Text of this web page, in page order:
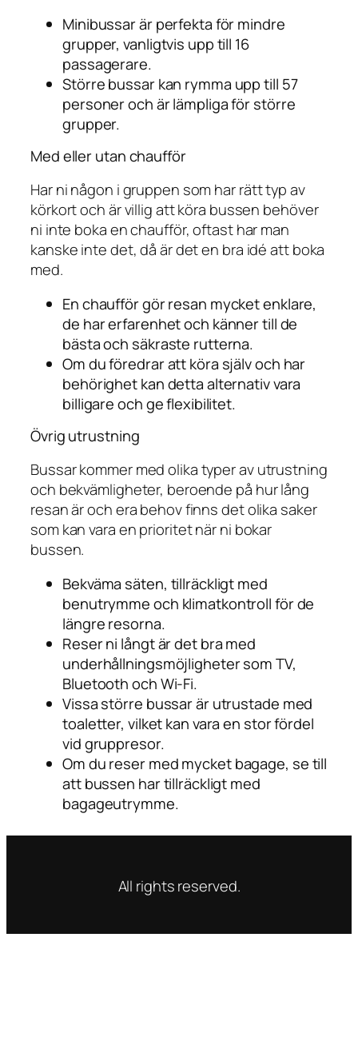
Minibussar är perfekta för mindre
grupper, vanligtvis upp till 16
passagerare.
Större bussar kan rymma upp till 57
personer och är lämpliga för större
grupper.
Med eller utan chaufför
Har ni någon i gruppen som har rätt typ av
körkort och är villig att köra bussen behöver
ni inte boka en chaufför, oftast har man
kanske inte det, då är det en bra idé att boka
med.
En chaufför gör resan mycket enklare,
de har erfarenhet och känner till de
bästa och säkraste rutterna.
Om du föredrar att köra själv och har
behörighet kan detta alternativ vara
billigare och ge flexibilitet.
Övrig utrustning
Bussar kommer med olika typer av utrustning
och bekvämligheter, beroende på hur lång
resan är och era behov finns det olika saker
som kan vara en prioritet när ni bokar
bussen.
Bekväma säten, tillräckligt med
benutrymme och klimatkontroll för de
längre resorna.
Reser ni långt är det bra med
underhållningsmöjligheter som TV,
Bluetooth och Wi-Fi.
Vissa större bussar är utrustade med
toaletter, vilket kan vara en stor fördel
vid gruppresor.
Om du reser med mycket bagage, se till
att bussen har tillräckligt med
bagageutrymme.
All rights reserved.